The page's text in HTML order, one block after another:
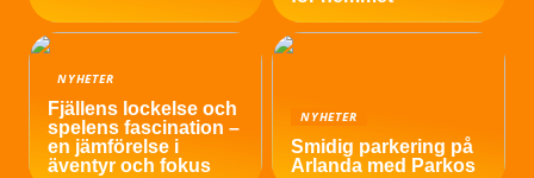
NYHETER
Fjällens lockelse och
spelens fascination –
en jämförelse i
äventyr och fokus
NYHETER
Smidig parkering på
Arlanda med Parkos